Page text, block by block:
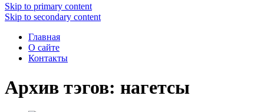
Skip to primary content
Skip to secondary content
Главная
О сайте
Контакты
Архив тэгов: нагетсы